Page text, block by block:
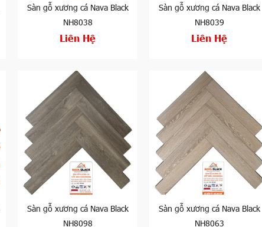
cấu chắc chắn phù hợp lắp đặt trong nhiều không gian.
là loại ván sàn sản xuất tại nước ta, theo chuẩn công nghệ
cốt đen Bogner được đánh giá rất cao về chất lượng và đặc
Châu Âu thông thường.
6 mã màu khác nhau. Mỗi mã màu đều mang một hơi thở
phong cách tối giản đang thịnh hành trong 2 năm gần
hiện đại.
nâu, trầm, ghi, xám theo phong cách hiện đại đầy cuốn hút
Sàn gỗ xương cá Nava Black
NH8038
Liên Hệ
Sàn gỗ xương cá Nava Black
NH8039
Liên Hệ
Sàn gỗ xương cá Nava Black
NH8098
Sàn gỗ xương cá Nava Black
NH8063